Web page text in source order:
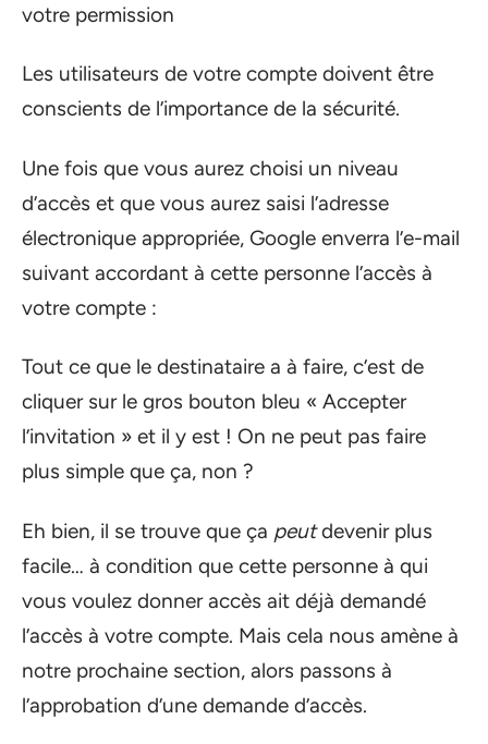
votre permission
Les utilisateurs de votre compte doivent être
conscients de l’importance de la sécurité.
Une fois que vous aurez choisi un niveau
d’accès et que vous aurez saisi l’adresse
électronique appropriée, Google enverra l’e-mail
suivant accordant à cette personne l’accès à
votre compte :
Tout ce que le destinataire a à faire, c’est de
cliquer sur le gros bouton bleu « Accepter
l’invitation » et il y est ! On ne peut pas faire
plus simple que ça, non ?
Eh bien, il se trouve que ça peutdevenir plus
facile… à condition que cette personne à qui
vous voulez donner accès ait déjà demandé
l’accès à votre compte. Mais cela nous amène à
notre prochaine section, alors passons à
l’approbation d’une demande d’accès.